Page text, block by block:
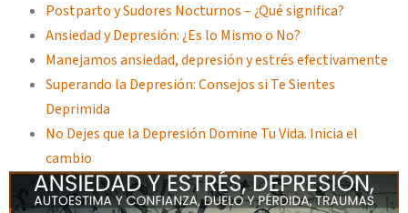
Postparto y Sudores Nocturnos – ¿Qué significa?
Ansiedad y Depresión: ¿Es lo Mismo o No?
Manejamos ansiedad, depresión y estrés efectivamente
Superando la Depresión: Consejos si Te Sientes
Deprimida
No Dejes que la Depresión Domine Tu Vida. Inicia el
cambio